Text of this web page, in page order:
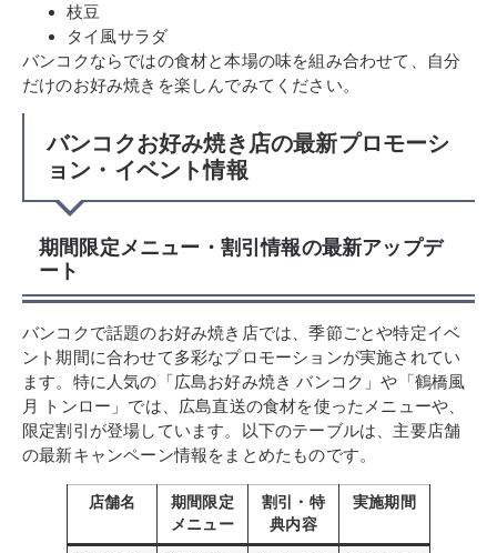
枝豆
タイ風サラダ
バンコクならではの食材と本場の味を組み合わせて、自分
だけのお好み焼きを楽しんでみてください。
バンコクお好み焼き店の最新プロモーシ
ョン・イベント情報
期間限定メニュー・割引情報の最新アップデ
ート
バンコクで話題のお好み焼き店では、季節ごとや特定イベ
ント期間に合わせて多彩なプロモーションが実施されてい
ます。特に人気の「広島お好み焼き バンコク」や「鶴橋風
月 トンロー」では、広島直送の食材を使ったメニューや、
限定割引が登場しています。以下のテーブルは、主要店舗
の最新キャンペーン情報をまとめたものです。
店舗名
期間限定
メニュー
割引・特
典内容
実施期間